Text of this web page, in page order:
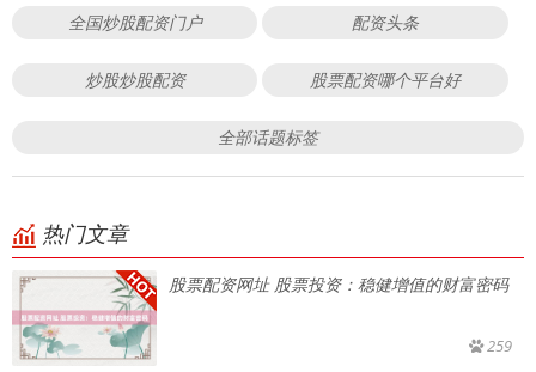
全国炒股配资门户 配资头条
炒股炒股配资 股票配资哪个平台好
全部话题标签
热门文章
股票配资网址 股票投资：稳健增值的财富密码
259